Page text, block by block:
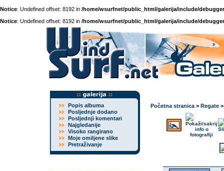
Notice: Undefined offset: 8192 in /home/wsurfnet/public_html/galerija/include/
Notice: Undefined offset: 8192 in /home/wsurfnet/public_html/galerija/include/
Popis albuma
Posljednje dodano
Posljednji komentari
Najgledanije
Visoko rangirano
Moje omiljene slike
Pretraživanje
Početna stranica > Regate